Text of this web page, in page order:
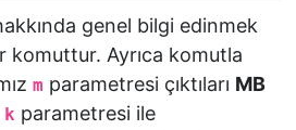
genel bilgi edinmek
komuttur. Ayrıca komutla
m parametresi çıktıları MB
k parametresi ile